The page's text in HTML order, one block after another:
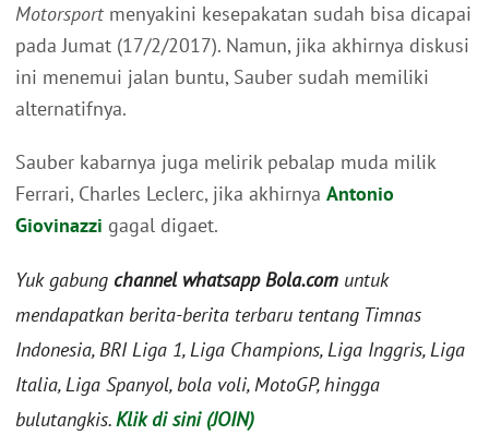
Motorsportmenyakini kesepakatan sudah bisa dicapai
pada Jumat (17/2/2017). Namun, jika akhirnya diskusi
ini menemui jalan buntu, Sauber sudah memiliki
alternatifnya.
Sauber kabarnya juga melirik pebalap muda milik
Ferrari, Charles Leclerc, jika akhirnya Antonio
Giovinazzi gagal digaet.
Yuk gabung channel whatsapp Bola.com untuk
mendapatkan berita-berita terbaru tentang Timnas
Indonesia, BRI Liga 1, Liga Champions, Liga Inggris, Liga
Italia, Liga Spanyol, bola voli, MotoGP, hingga
bulutangkis.Klik di sini (JOIN)